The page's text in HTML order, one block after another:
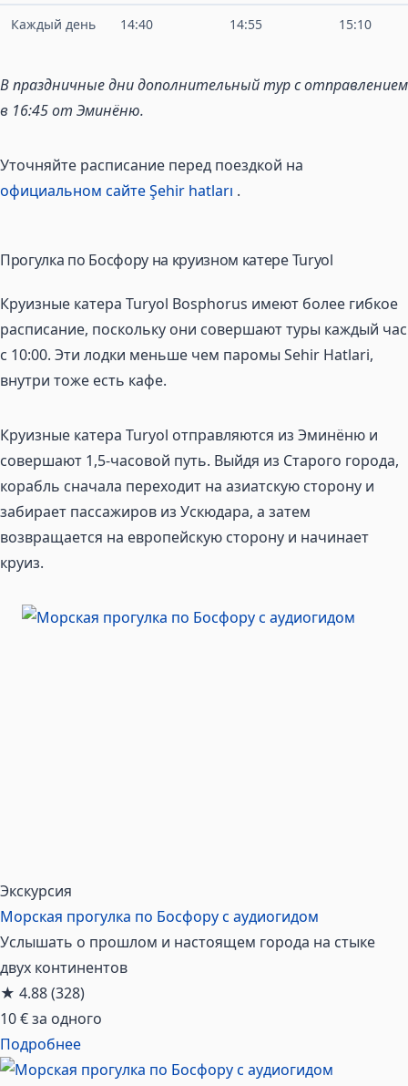
Каждый день 14:40 14:55 15:10
В праздничные дни дополнительный тур с отправлением
в 16:45 от Эминёню.
Уточняйте расписание перед поездкой на
официальном сайте Şehir hatları .
Прогулка по Босфору на круизном катере Turyol
Круизные катера Turyol Bosphorus имеют более гибкое
расписание, поскольку они совершают туры каждый час
с 10:00. Эти лодки меньше чем паромы Sehir Hatlari,
внутри тоже есть кафе.
Круизные катера Turyol отправляются из Эминёню и
совершают 1,5-часовой путь. Выйдя из Старого города,
корабль сначала переходит на азиатскую сторону и
забирает пассажиров из Ускюдара, а затем
возвращается на европейскую сторону и начинает
круиз.
Экскурсия
Морская прогулка по Босфору с аудиогидом
Услышать о прошлом и настоящем города на стыке
двух континентов
★ 4.88(328)
10 €за одного
Подробнее